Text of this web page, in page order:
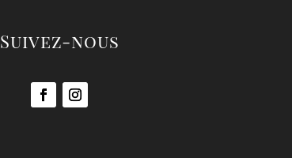
Suivez-nous